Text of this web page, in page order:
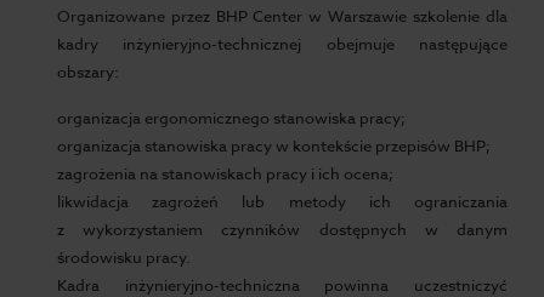
Organizowane przez BHP Center w Warszawie szkolenie dla
kadry inżynieryjno-technicznej obejmuje następujące
obszary:
organizacja ergonomicznego stanowiska pracy;
organizacja stanowiska pracy w kontekście przepisów BHP;
zagrożenia na stanowiskach pracy i ich ocena;
likwidacja zagrożeń lub metody ich ograniczania
z wykorzystaniem czynników dostępnych w danym
środowisku pracy.
Kadra inżynieryjno-techniczna powinna uczestniczyć